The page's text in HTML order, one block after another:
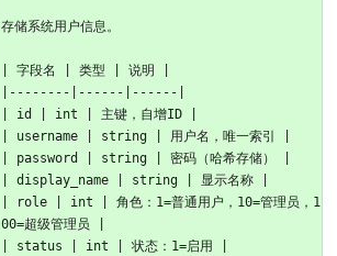
存储系统用户信息。
| 字段名 | 类型 | 说明 |
|--------|------|------|
| id | int | 主键，自增ID |
| username | string | 用户名，唯一索引 |
| password | string | 密码（哈希存储） |
| display_name | string | 显示名称 |
| role | int | 角色：1=普通用户，10=管理员，1
00=超级管理员 |
| status | int | 状态：1=启用 |